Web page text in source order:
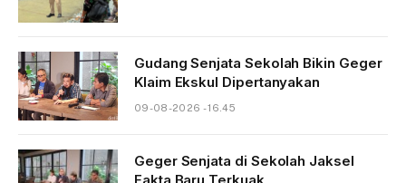
Gudang Senjata Sekolah Bikin Geger
Klaim Ekskul Dipertanyakan
09-08-2026 - 16.45
Geger Senjata di Sekolah Jaksel